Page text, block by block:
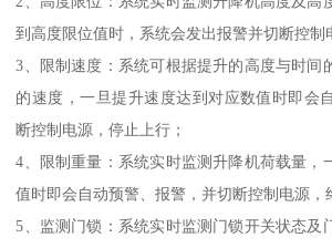
到高度限位值时，系统会发出报警并切断控制
3、限制速度：系统可根据提升的高度与时间
的速度，一旦提升速度达到对应数值时即会
断控制电源，停止上行；
4、限制重量：系统实时监测升降机荷载量，
值时即会自动预警、报警，并切断控制电源，
5、监测门锁：系统实时监测门锁开关状态及